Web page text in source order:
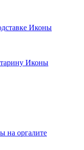
Иконы
Иконы
на оргалите